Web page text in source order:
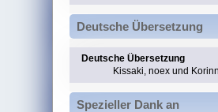
Deutsche Übersetzung
Deutsche Übersetzung
Kissaki, noex und
Spezieller Dank an